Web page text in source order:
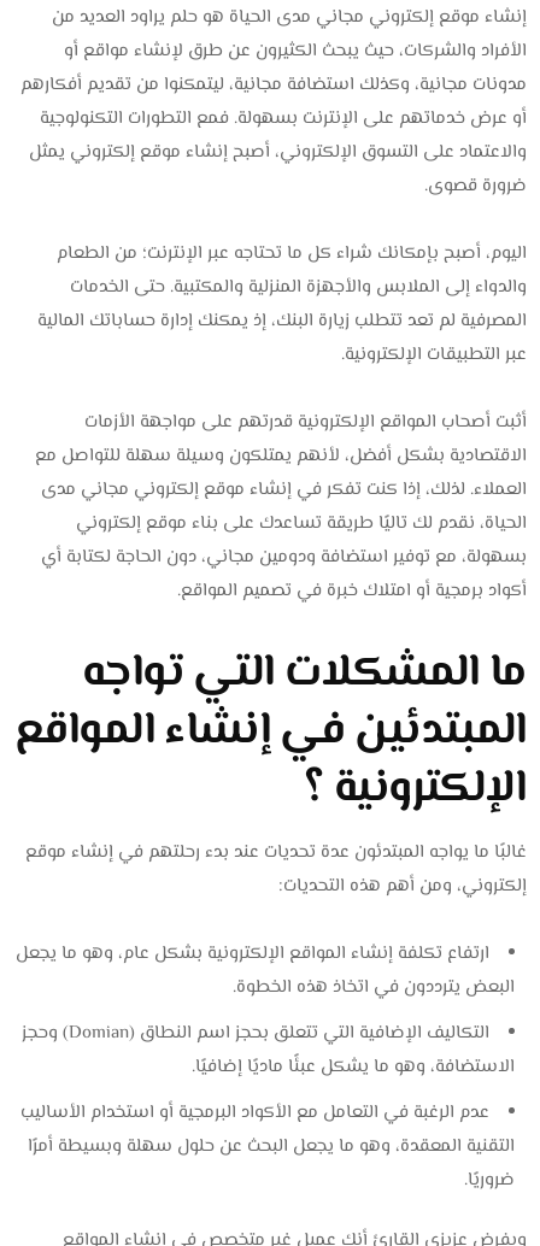
إنشاء موقع إلكتروني مجاني مدى الحياة هو حلم يراود العديد من
الأفراد والشركات، حيث يبحث الكثيرون عن طرق لإنشاء مواقع أو
مدونات مجانية، وكذلك استضافة مجانية، ليتمكنوا من تقديم أفكارهم
أو عرض خدماتهم على الإنترنت بسهولة. فمع التطورات التكنولوجية
والاعتماد على التسوق الإلكتروني، أصبح إنشاء موقع إلكتروني يمثل
ضرورة قصوى.
اليوم، أصبح بإمكانك شراء كل ما تحتاجه عبر الإنترنت؛ من الطعام
والدواء إلى الملابس والأجهزة المنزلية والمكتبية. حتى الخدمات
المصرفية لم تعد تتطلب زيارة البنك، إذ يمكنك إدارة حساباتك المالية
عبر التطبيقات الإلكترونية.
أثبت أصحاب المواقع الإلكترونية قدرتهم على مواجهة الأزمات
الاقتصادية بشكل أفضل، لأنهم يمتلكون وسيلة سهلة للتواصل مع
العملاء. لذلك، إذا كنت تفكر في إنشاء موقع إلكتروني مجاني مدى
الحياة، نقدم لك تاليًا طريقة تساعدك على بناء موقع إلكتروني
بسهولة، مع توفير استضافة ودومين مجاني، دون الحاجة لكتابة أي
أكواد برمجية أو امتلاك خبرة في تصميم المواقع.
ما المشكلات التي تواجه
المبتدئين في إنشاء المواقع
الإلكترونية ؟
غالبًا ما يواجه المبتدئون عدة تحديات عند بدء رحلتهم في إنشاء موقع
إلكتروني، ومن أهم هذه التحديات:
ارتفاع تكلفة إنشاء المواقع الإلكترونية بشكل عام، وهو ما يجعل
البعض يترددون في اتخاذ هذه الخطوة.
التكاليف الإضافية التي تتعلق بحجز اسم النطاق (Domian) وحجز
الاستضافة، وهو ما يشكل عبئًا ماديًا إضافيًا.
عدم الرغبة في التعامل مع الأكواد البرمجية أو استخدام الأساليب
التقنية المعقدة، وهو ما يجعل البحث عن حلول سهلة وبسيطة أمرًا
ضروريًا.